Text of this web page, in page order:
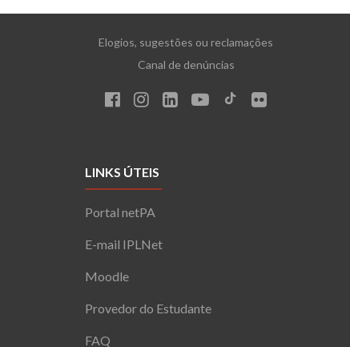
Elogios, sugestões ou reclamações
Canal de denúncias
LINKS ÚTEIS
Portal netPA
E-mail IPLNet
Moodle
Provedor do Estudante
FAQ